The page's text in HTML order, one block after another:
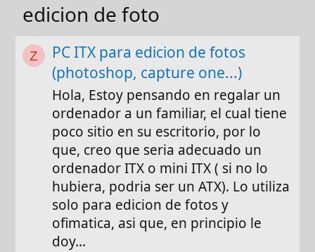
edicion de foto
Z
PC ITX para edicion de fotos
(photoshop, capture one...)
Hola, Estoy pensando en regalar un
ordenador a un familiar, el cual tiene
poco sitio en su escritorio, por lo
que, creo que seria adecuado un
ordenador ITX o mini ITX ( si no lo
hubiera, podria ser un ATX). Lo utiliza
solo para edicion de fotos y
ofimatica, asi que, en principio le
doy...